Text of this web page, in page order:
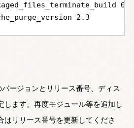
0
バージョンとリリース番号、ディス
します。再度モジュール等を追加し
はリリース番号を更新してくださ